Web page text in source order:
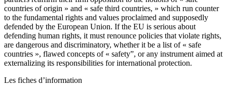
countries of origin » and « safe third countries, » which run counter
to the fundamental rights and values proclaimed and supposedly
defended by the European Union. If the EU is serious about
defending human rights, it must renounce policies that violate rights,
are dangerous and discriminatory, whether it be a list of « safe
countries », flawed concepts of « safety”, or any instrument aimed at
externalizing its responsibilities for international protection.
Les fiches d’information